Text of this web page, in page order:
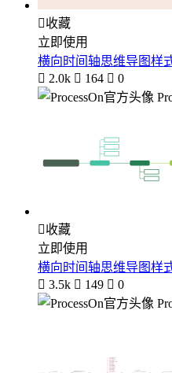
收藏
立即使用
横向时间轴思维导图样
 2.0k  164  0
收藏
立即使用
横向时间轴思维导图样
 3.5k  149  0